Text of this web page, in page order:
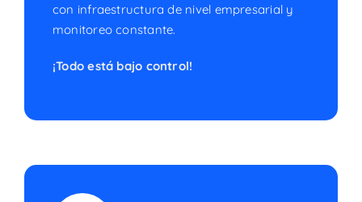
con infraestructura de nivel empresarial y
monitoreo constante.
¡Todo está bajo control!